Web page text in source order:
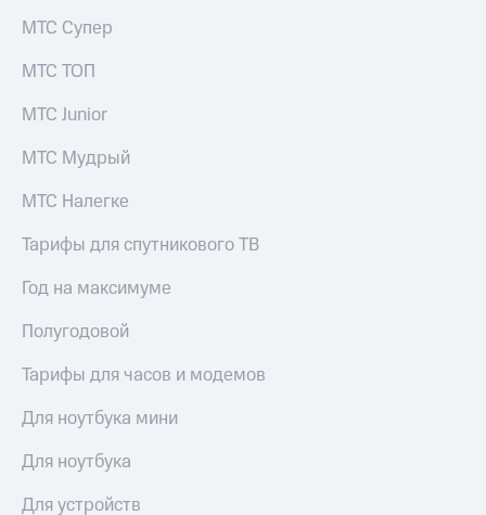
МТС Супер
МТС ТОП
МТС Junior
МТС Мудрый
МТС Налегке
Тарифы для спутникового ТВ
Год на максимуме
Полугодовой
Тарифы для часов и модемов
Для ноутбука мини
Для ноутбука
Для устройств